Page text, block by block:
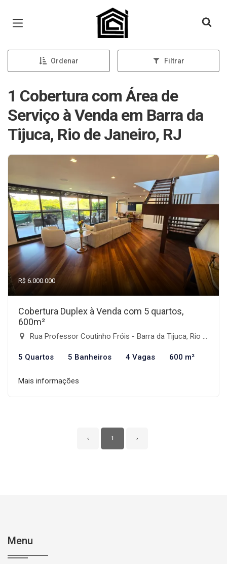
Página inicial
Ordenar Filtrar
1 Cobertura com Área de
Serviço à Venda em Barra da
Tijuca, Rio de Janeiro, RJ
R$ 6.000.000
Cobertura Duplex à Venda com 5 quartos,
600m²
Rua Professor Coutinho Fróis - Barra da Tijuca, Rio de Janeiro-RJ
5 Quartos 5 Banheiros 4 Vagas 600 m²
Mais informações
‹ 1 ›
Menu